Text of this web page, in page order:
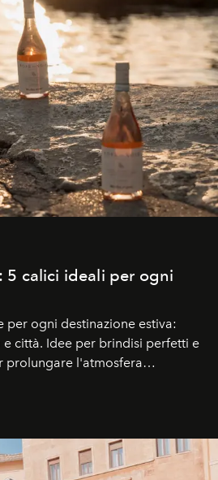
5 calici ideali per ogni
per ogni destinazione estiva:
città. Idee per brindisi perfetti e
prolungare l'atmosfera